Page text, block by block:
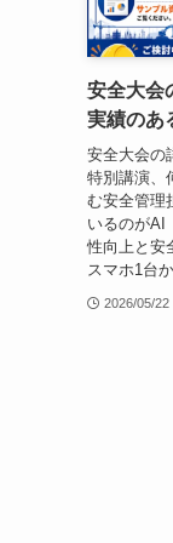
安全大会
実績のあ
安全大会の
特別講演
む安全管理
いるのがAI
性向上と安
スマホ1台
2026/05/22